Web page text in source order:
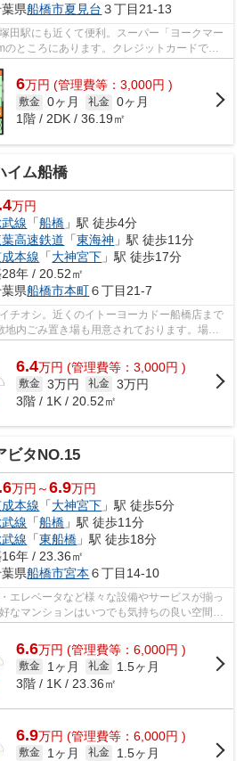
県船橋市夏見台 ３丁目21-13
田駅にも近くて便利。スーパー「ヨークマー
ところにあります。クレジットカードで初
件です。...
6万円 (管理費等：3,000円 )
敷金 0ヶ月 礼金 0ヶ月
1階 / 2DK / 36.19㎡
イム船橋
万円
線 「船橋 」駅 徒歩4分
高速鉄道 「東海神 」駅 徒歩11分
本線 「大神宮下 」駅 徒歩17分
年 / 20.52㎡
県船橋市本町６丁目21-7
チオシ。近くのイトーヨーカドー船橋店まで
内ごみ置き場も用意されております。場所
6.4万円 (管理費等：3,000円 )
敷金 3万円 礼金 3万円
3階 / 1K / 20.52㎡
ビタNO.15
万円～6.9万円
本線 「大神宮下 」駅 徒歩5分
線 「船橋 」駅 徒歩11分
線 「東船橋 」駅 徒歩18分
年 / 23.36㎡
県船橋市宮本 ６丁目14-10
エレベータなど様々な設備やサービスが揃っ
なマンションはいつでも気持ちの良い空間で
6.6万円 (管理費等：6,000円 )
敷金 1ヶ月 礼金
1.5ヶ月
3階 / 1K / 23.36㎡
6.9万円 (管理費等：6,000円 )
敷金 1ヶ月 礼金
1.5ヶ月